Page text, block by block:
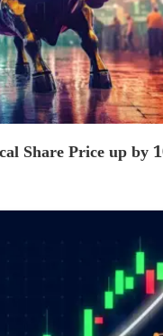
Share Price up by